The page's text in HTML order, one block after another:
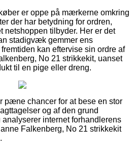
er oppe på mærkerne omkring
der har betydning for ordren,
netshoppen tilbyder. Her er det
stadigvæk gemmer ens
kan eftervise sin ordre af
No 21 strikkekit, uanset
til en pige eller dreng.
pæne chancer for at bese en stor
og af den grund
analyserer internet forhandlerens
Falkenberg, No 21 strikkekit